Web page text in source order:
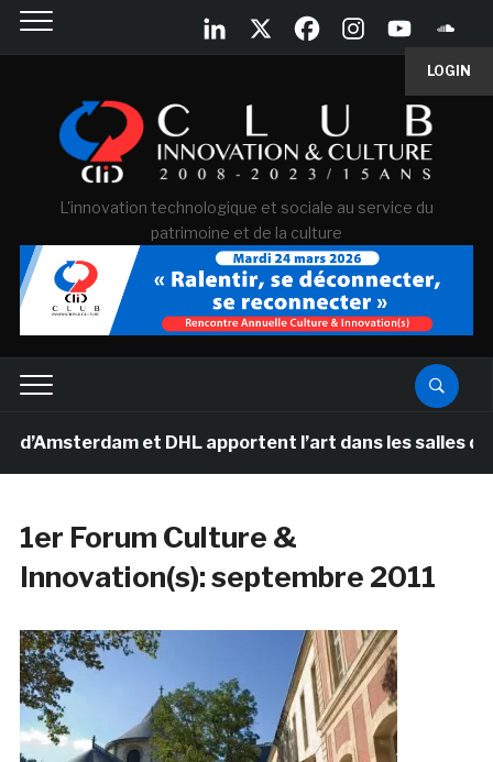
LOGIN
L'innovation technologique et sociale au service du
patrimoine et de la culture
et DHL apportent l’art dans les salles de
1er Forum Culture &
Innovation(s): septembre 2011